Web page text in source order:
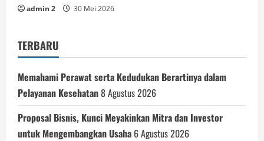
admin 2 30 Mei 2026
TERBARU
Memahami Perawat serta Kedudukan Berartinya dalam
Pelayanan Kesehatan8 Agustus 2026
Proposal Bisnis, Kunci Meyakinkan Mitra dan Investor
untuk Mengembangkan Usaha 6 Agustus 2026